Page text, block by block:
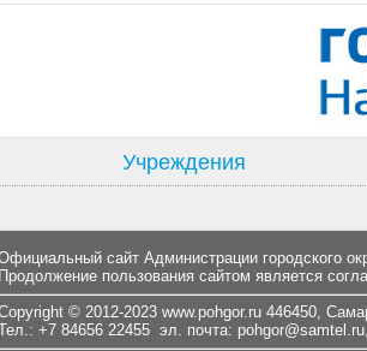
Учреждения
сайт Администрации городского
Продолжение пользования сайтом является
© 2012-2023 www.pohgor.ru 446450,
+7 84656 22455 эл. почта: pohgor@samtel.ru,